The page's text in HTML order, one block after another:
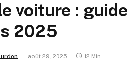
voiture :
2025
août 29, 2025 12 Min